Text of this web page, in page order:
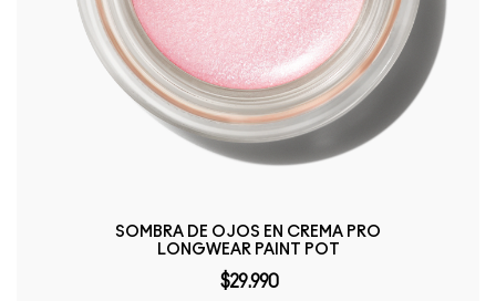
SOMBRA DE OJOS EN CREMA PRO
LONGWEAR PAINT POT
$29.990